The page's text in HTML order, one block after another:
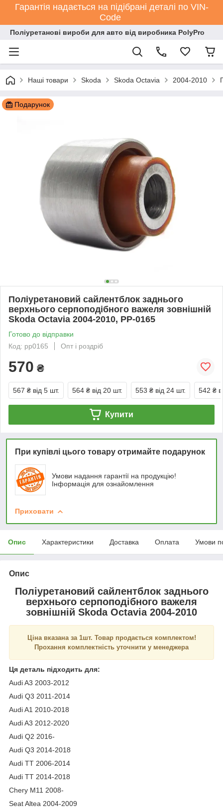
Гарантія надається на підібрані деталі по VIN-
Code
Поліуретанові вироби для авто від виробника PolyPro
Наші товари Skoda Skoda Octavia 2004-2010
Подарунок
Поліуретановий сайлентблок заднього
верхнього серпоподібного важеля зовнішній
Skoda Octavia 2004-2010, PP-0165
Готово до відправки
Код: pp0165
Опт і роздріб
570 ₴
567 ₴ від 5 шт. 564 ₴ від 20 шт. 553 ₴ від 24 шт. 542 ₴
Купити
При купівлі цього товару отримайте подарунок
Умови надання гарантії на продукцію!
Інформація для ознайомлення
Приховати
Опис Характеристики Доставка Оплата Умови
Опис
Поліуретановий сайлентблок заднього
верхнього серпоподібного важеля
зовнішній Skoda Octavia 2004-2010
Ціна вказана за 1шт. Товар продається комплектом!
Прохання комплектність уточнити у менеджера
Ця деталь підходить для:
Audi A3 2003-2012
Audi Q3 2011-2014
Audi A1 2010-2018
Audi A3 2012-2020
Audi Q2 2016-
Audi Q3 2014-2018
Audi TT 2006-2014
Audi TT 2014-2018
Chery M11 2008-
Seat Altea 2004-2009